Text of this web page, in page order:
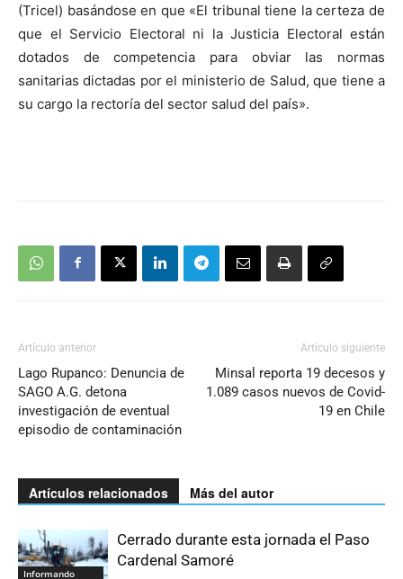
(Tricel) basándose en que «El tribunal tiene la certeza de
que el Servicio Electoral ni la Justicia Electoral están
dotados de competencia para obviar las normas
sanitarias dictadas por el ministerio de Salud, que tiene a
su cargo la rectoría del sector salud del país».
Artículo anterior
Lago Rupanco: Denuncia de
SAGO A.G. detona
investigación de eventual
episodio de contaminación
Artículo siguiente
Minsal reporta 19 decesos y
1.089 casos nuevos de Covid-
19 en Chile
Artículos relacionados Más del autor
Informando
Cerrado durante esta jornada el Paso
Cardenal Samoré